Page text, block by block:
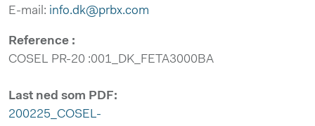
E-mail: info.dk@prbx.com
Reference :
COSEL PR-20 :001_DK_FETA3000BA
Last ned som PDF:
200225_COSEL-